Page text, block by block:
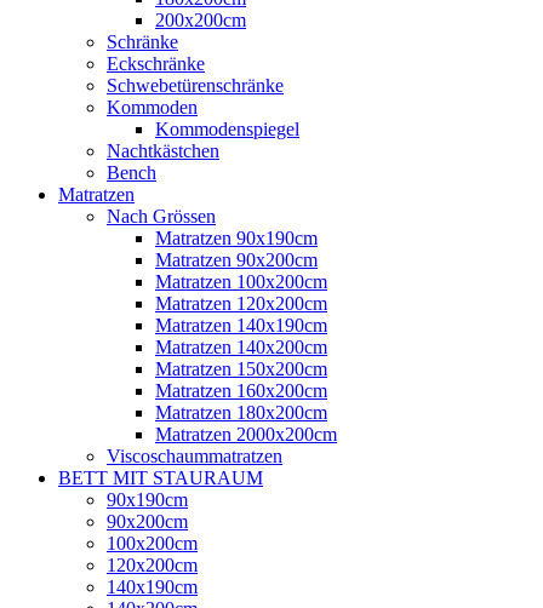
200x200cm
Schränke
Eckschränke
Schwebetürenschränke
Kommoden
Kommodenspiegel
Nachtkästchen
Bench
Matratzen
Nach Grössen
Matratzen 90x190cm
Matratzen 90x200cm
Matratzen 100x200cm
Matratzen 120x200cm
Matratzen 140x190cm
Matratzen 140x200cm
Matratzen 150x200cm
Matratzen 160x200cm
Matratzen 180x200cm
Matratzen 2000x200cm
Viscoschaummatratzen
BETT MIT STAURAUM
90x190cm
90x200cm
100x200cm
120x200cm
140x190cm